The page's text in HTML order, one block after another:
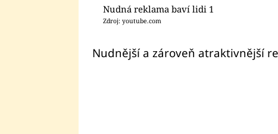
Nudná reklama baví lidi 1
Zdroj: youtube.com
Nudnější a zároveň atraktivnější